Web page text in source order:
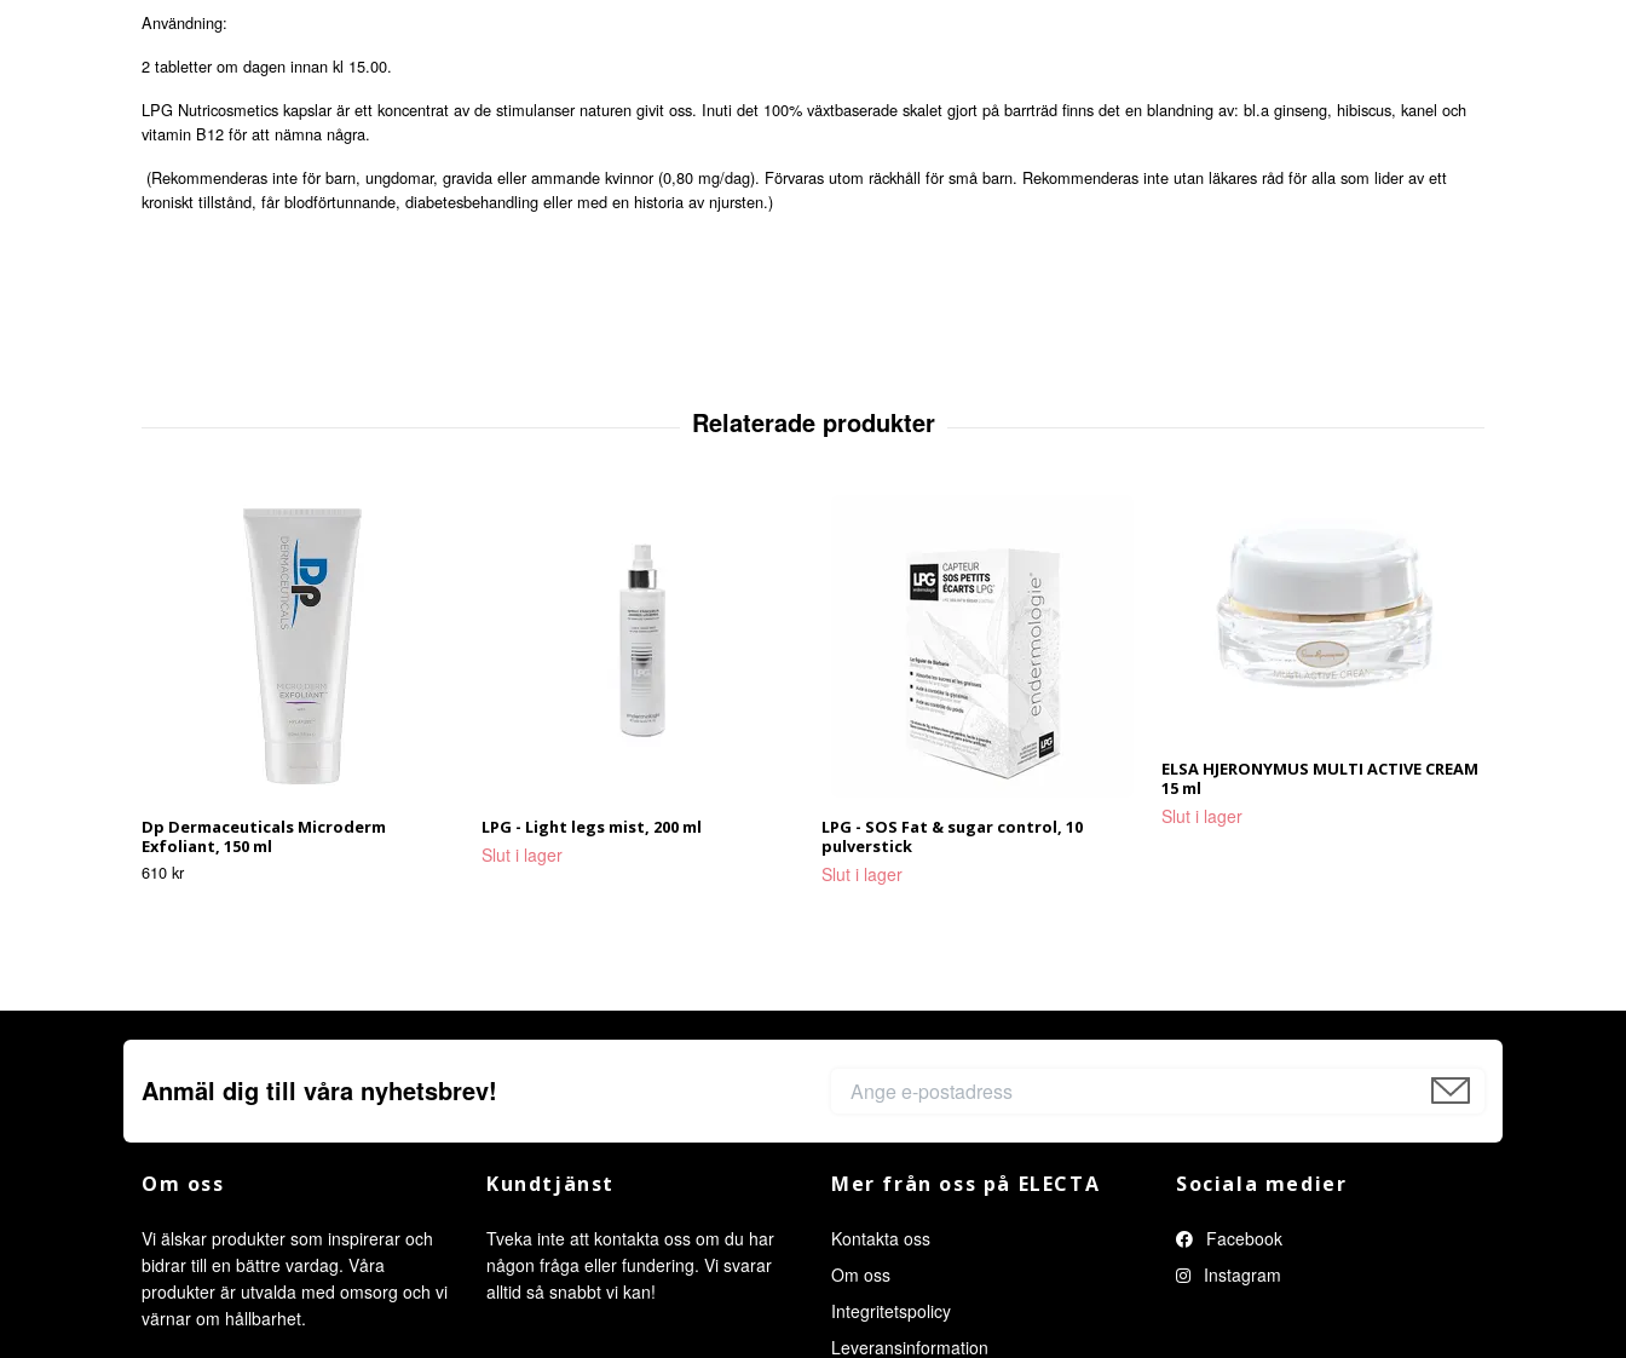
Användning:
2 tabletter om dagen innan kl 15.00.
LPG Nutricosmetics kapslar är ett koncentrat av de stimulanser naturen givit oss. Inuti det 100% växtbaserade skalet gjort på barrträd finns det en blandning av: bl.a ginseng, hibiscus, kanel och
vitamin B12 för att nämna några.
(Rekommenderas inte för barn, ungdomar, gravida eller ammande kvinnor (0,80 mg/dag). Förvaras utom räckhåll för små barn. Rekommenderas inte utan läkares råd för alla som lider av ett
kroniskt tillstånd, får blodförtunnande, diabetesbehandling eller med en historia av njursten.)
Dp Dermaceuticals Microderm
Exfoliant, 150 ml
610 kr
LPG - Light legs mist, 200 ml
Slut i lager
LPG - SOS Fat & sugar control, 10
pulverstick
Slut i lager
ELSA HJERONYMUS MULTI ACTIVE CREAM
15 ml
Slut i lager
Anmäl dig till våra nyhetsbrev!
Om oss
Vi älskar produkter som inspirerar och
bidrar till en bättre vardag. Våra
produkter är utvalda med omsorg och vi
värnar om hållbarhet.
Kundtjänst
Tveka inte att kontakta oss om du har
någon fråga eller fundering. Vi svarar
alltid så snabbt vi kan!
Mer från oss på ELECTA
Kontakta oss
Om oss
Integritetspolicy
Leveransinformation
Sociala medier
Facebook
Instagram